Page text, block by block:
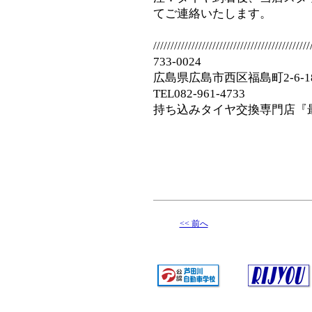
てご連絡いたします。
733-0024
広島県広島市西区福島町2-6-
TEL082-961-4733
持ち込みタイヤ交換専門店『
<< 前へ